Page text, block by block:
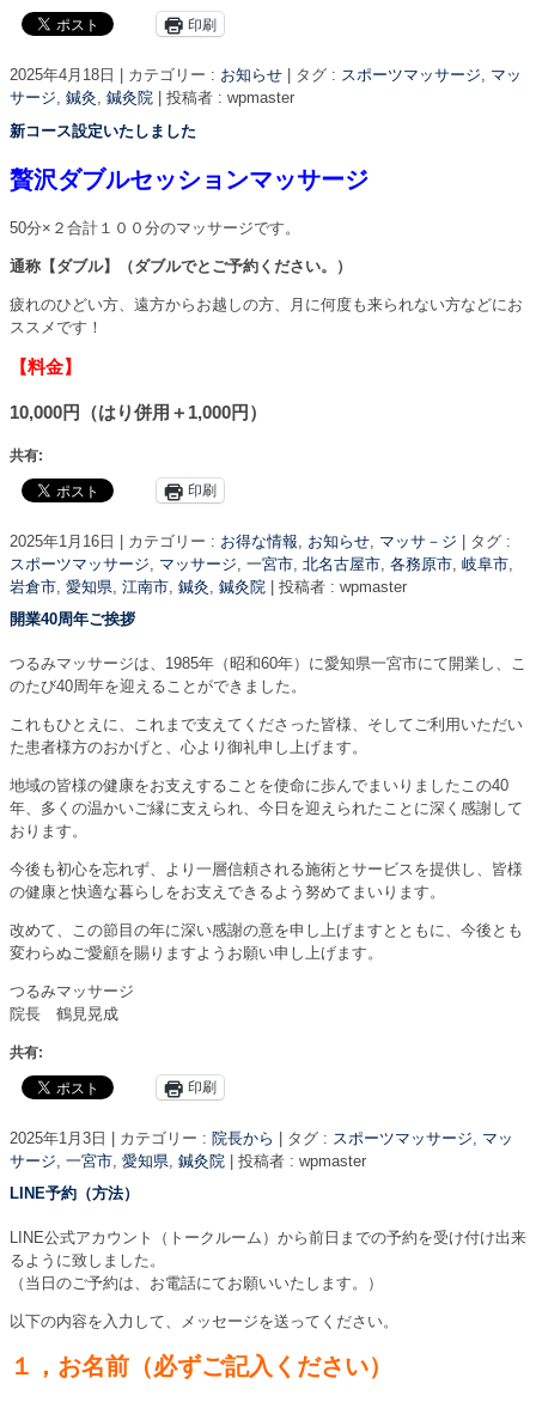
印刷
2025年4月18日 カテゴリー : お知らせ タグ : スポーツマッサージ, マッ
サージ, 鍼灸, 鍼灸院
投稿者 : wpmaster
新コース設定いたしました
贅沢ダブルセッションマッサージ
50分×２合計１００分のマッサージです。
通称【ダブル】（ダブルでとご予約ください。）
疲れのひどい方、遠方からお越しの方、月に何度も来られない方などにお
ススメです！
【料金】
10,000円（はり併用＋1,000円）
共有:
印刷
2025年1月16日 カテゴリー : お得な情報 お知らせ マッサ－ジ
タグ :
スポーツマッサージ
マッサージ 一宮市 北名古屋市 各務原市 岐阜市
岩倉市 愛知県 江南市 鍼灸 鍼灸院
投稿者 : wpmaster
開業40周年ご挨拶
つるみマッサージは、1985年（昭和60年）に愛知県一宮市にて開業し、こ
のたび40周年を迎えることができました。
これもひとえに、これまで支えてくださった皆様、そしてご利用いただい
た患者様方のおかげと、心より御礼申し上げます。
地域の皆様の健康をお支えすることを使命に歩んでまいりましたこの40
年、多くの温かいご縁に支えられ、今日を迎えられたことに深く感謝して
おります。
今後も初心を忘れず、より一層信頼される施術とサービスを提供し、皆様
の健康と快適な暮らしをお支えできるよう努めてまいります。
改めて、この節目の年に深い感謝の意を申し上げますとともに、今後とも
変わらぬご愛顧を賜りますようお願い申し上げます。
つるみマッサージ
院長 鶴見晃成
共有:
印刷
2025年1月3日 | カテゴリー : 院長から | タグ : スポーツマッサージ
マッ
サージ 一宮市 愛知県 鍼灸院 | 投稿者 : wpmaster
LINE予約（方法）
LINE公式アカウント（トークルーム）から前日までの予約を受け付け出来
るように致しました。
（当日のご予約は、お電話にてお願いいたします。）
以下の内容を入力して、メッセージを送ってください。
１，お名前（必ずご記入ください）